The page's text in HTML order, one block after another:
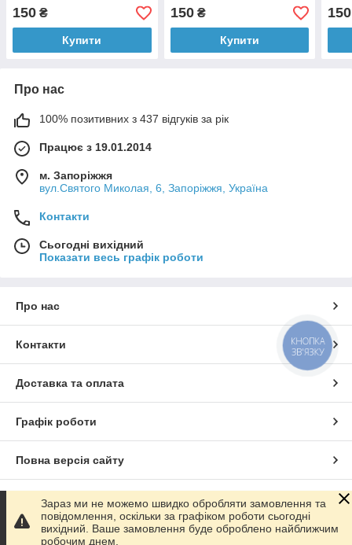
150 ₴
Купити
150₴
Купити
150
Про нас
100% позитивних з 437 відгуків за рік
Працює з 19.01.2014
м. Запоріжжя
вул.Святого Миколая, 6, Запоріжжя, Україна
Контакти
Сьогодні вихідний
Показати весь графік роботи
Про нас
Контакти
Доставка та оплата
Графік роботи
Повна версія сайту
Сайт створено на маркетплейсіProm.ua
Політика конфіденційності
Зараз ми не можемо швидко обробляти замовлення та
повідомлення, оскільки за графіком роботи сьогодні
вихідний. Ваше замовлення буде оброблено найближчим
робочим днем.
КНОПКА
ЗВ'ЯЗКУ